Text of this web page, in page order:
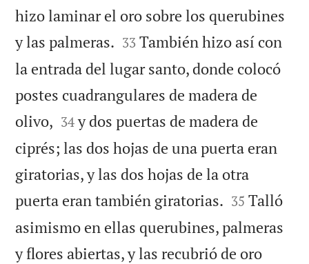
hizo laminar el oro sobre los querubines
y las palmeras. 

33 También hizo así con
la entrada del lugar santo, donde colocó
postes cuadrangulares de madera de
olivo, 

34 y dos puertas de madera de
ciprés; las dos hojas de una puerta eran
giratorias, y las dos hojas de la otra
puerta eran también giratorias. 

35 Talló
asimismo en ellas querubines, palmeras
y flores abiertas, y las recubrió de oro